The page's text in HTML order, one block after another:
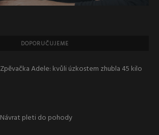
DOPORUČUJEME
Zpěvačka Adele: kvůli úzkostem zhubla 45 kilo
Návrat pleti do pohody